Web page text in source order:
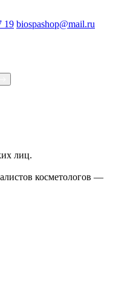
19 biospashop@mail.ru
лиц.
косметологов —